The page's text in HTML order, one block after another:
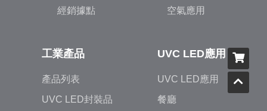
經銷據點
空氣應用
工業產品
產品列表
UVC LED封裝品
UVC LED應用
UVC LED應用
餐廳